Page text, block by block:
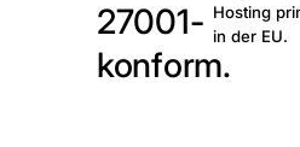
27001-
konform.
Hosting
in der EU.